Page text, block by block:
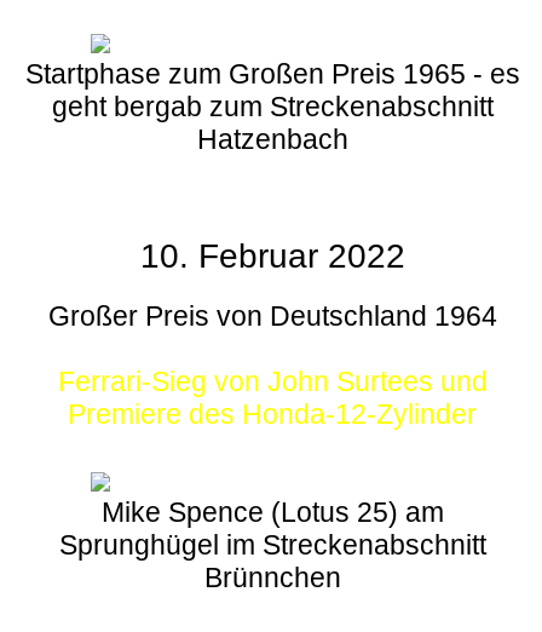
Startphase zum Großen Preis 1965 - es
geht bergab zum Streckenabschnitt
Hatzenbach
10. Februar 2022
Großer Preis von Deutschland 1964
Ferrari-Sieg von John Surtees und
Premiere des Honda-12-Zylinder
Mike Spence (Lotus 25) am
Sprunghügel im Streckenabschnitt
Brünnchen